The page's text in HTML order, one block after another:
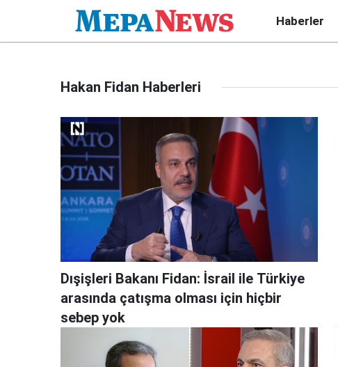
Haberler
Hakan Fidan Haberleri
Dışişleri Bakanı Fidan: İsrail ile Türkiye
arasında çatışma olması için hiçbir
sebep yok